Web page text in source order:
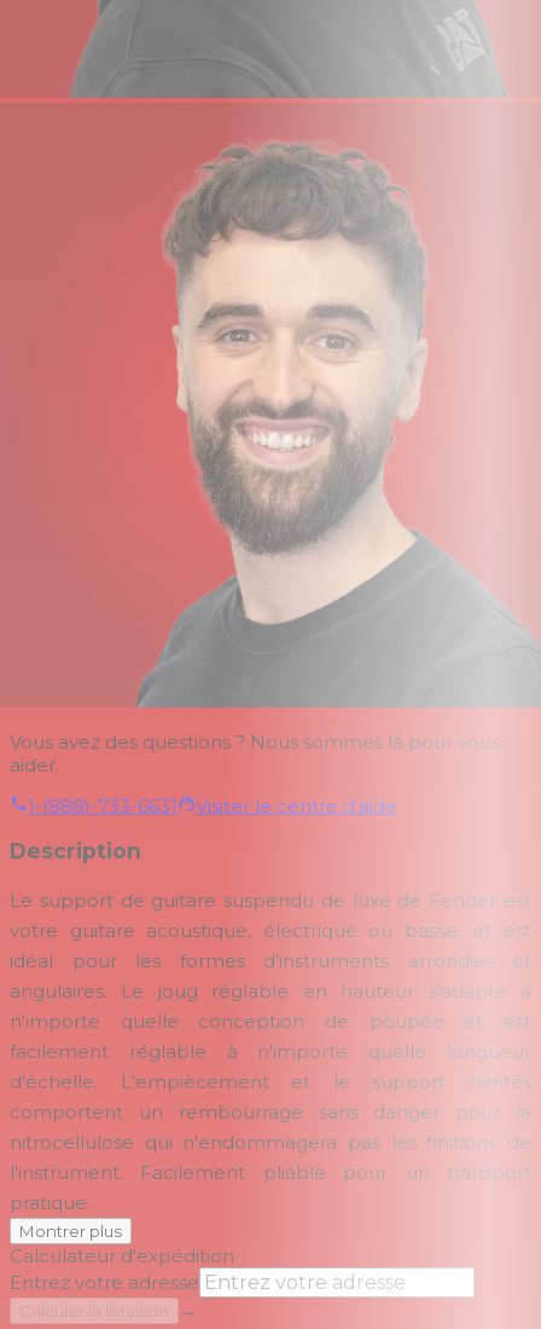
Vous avez des questions ? Nous sommes là pour vous
aider.
1-(888)-733-6631
Visiter le centre d'aide
Description
Le support de guitare suspendu de luxe de Fender est
votre guitare acoustique, électrique ou basse, et est
idéal pour les formes d'instruments arrondies et
angulaires. Le joug réglable en hauteur s'adapte à
n'importe quelle conception de poupée et est
facilement réglable à n'importe quelle longueur
d'échelle. L'empiècement et le support hérités
comportent un rembourrage sans danger pour la
nitrocellulose qui n'endommagera pas les finitions de
l'instrument. Facilement pliable pour un transport
pratique.
Montrer plus
Calculateur d'expédition
Entrez votre adresse
Calculer la livraison
→